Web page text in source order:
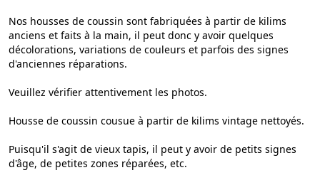
Nos housses de coussin sont fabriquées à partir de kilims
anciens et faits à la main, il peut donc y avoir quelques
décolorations, variations de couleurs et parfois des signes
d'anciennes réparations.
Veuillez vérifier attentivement les photos.
Housse de coussin cousue à partir de kilims vintage nettoyés.
Puisqu'il s'agit de vieux tapis, il peut y avoir de petits signes
d'âge, de petites zones réparées, etc.